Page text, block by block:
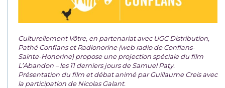
Culturellement Vôtre, en partenariat avec UGC Distribution,
Pathé Conflans et Radionorine (web radio de Conflans-
Sainte-Honorine) propose une projection spéciale du film
L’Abandon – les 11 derniers jours de Samuel Paty.
Présentation du film et débat animé par Guillaume Creis avec
la participation de Nicolas Galant.